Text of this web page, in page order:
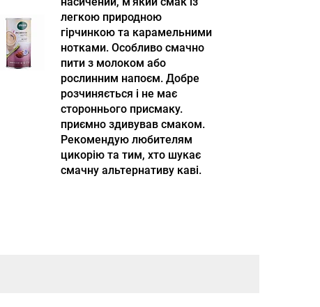
легкою природною
гірчинкою та карамельними
нотками. Особливо смачно
пити з молоком або
рослинним напоєм. Добре
розчиняється і не має
стороннього присмаку.
приємно здивував смаком.
Рекомендую любителям
цикорію та тим, хто шукає
смачну альтернативу каві.